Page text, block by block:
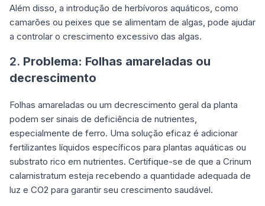
Além disso, a introdução de herbívoros aquáticos, como
camarões ou peixes que se alimentam de algas, pode ajudar
a controlar o crescimento excessivo das algas.
2. Problema: Folhas amareladas ou
decrescimento
Folhas amareladas ou um decrescimento geral da planta
podem ser sinais de deficiência de nutrientes,
especialmente de ferro. Uma solução eficaz é adicionar
fertilizantes líquidos específicos para plantas aquáticas ou
substrato rico em nutrientes. Certifique-se de que a Crinum
calamistratum esteja recebendo a quantidade adequada de
luz e CO2 para garantir seu crescimento saudável.